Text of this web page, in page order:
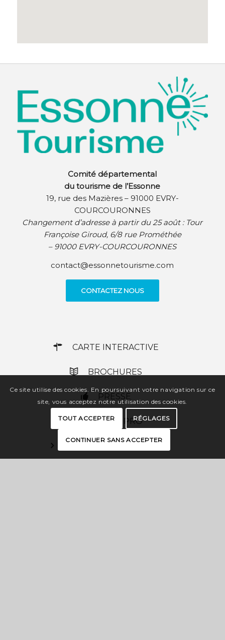
Comité départemental
du tourisme de l’Essonne
19, rue des Mazières – 91000 EVRY-
COURCOURONNES
Changement d’adresse à partir du 25 août : Tour
Françoise Giroud, 6/8 rue Prométhée
– 91000 EVRY-COURCOURONNES
contact@essonnetourisme.com
CONTACTEZ NOUS
CARTE INTERACTIVE
BROCHURES
PRESSE
ESPACE PRO
Ce site utilise des cookies. En poursuivant votre navigation sur ce
site, vous acceptez notre utilisation des cookies.
TOUT ACCEPTER RÉGLAGES
CONTINUER SANS ACCEPTER